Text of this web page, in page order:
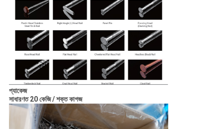
প্যাকেজ
সাধারণত 20 কেজি / শক্ত কাগজ